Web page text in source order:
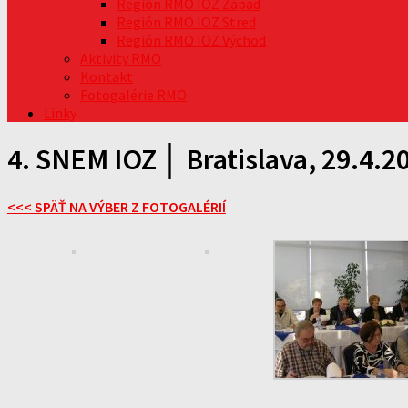
Región RMO IOZ Západ
Región RMO IOZ Stred
Región RMO IOZ Východ
Aktivity RMO
Kontakt
Fotogalérie RMO
Linky
4. SNEM IOZ │ Bratislava,
<<< SPÄŤ NA VÝBER Z FOTOGALÉRIÍ